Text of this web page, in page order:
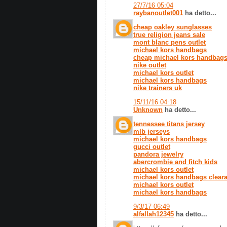
27/7/16 05:04
raybanoutlet001 ha detto...
cheap oakley sunglasses
true religion jeans sale
mont blanc pens outlet
michael kors handbags
cheap michael kors handbags
nike outlet
michael kors outlet
michael kors handbags
nike trainers uk
15/11/16 04:18
Unknown ha detto...
tennessee titans jersey
mlb jerseys
michael kors handbags
gucci outlet
pandora jewelry
abercrombie and fitch kids
michael kors outlet
michael kors handbags
michael kors outlet
michael kors handbags
9/3/17 06:49
alfallah12345 ha detto...